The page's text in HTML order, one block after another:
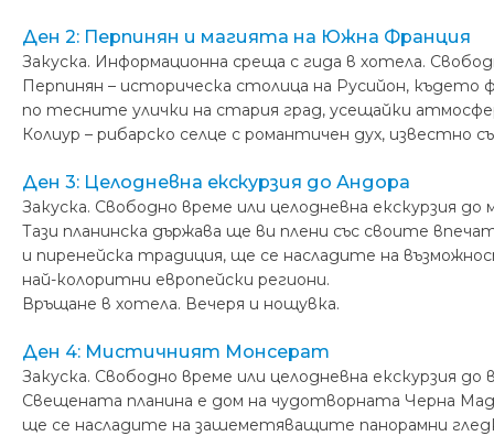
Ден 2: Перпинян и магията на Южна Франция
Закуска. Информационна среща с гида в хотела.
Перпинян – историческа столица на Русийон,
по тесните улички на стария град, усещайки
Колиур – рибарско селце с романтичен дух, известно
Ден 3: Целодневна екскурзия до Андора
Закуска. Свободно време или целодневна екскурзия
Тази планинска държава ще ви плени със своите
и пиренейска традиция, ще се насладите на
най-колоритни европейски региони.
Връщане в хотела. Вечеря и нощувка.
Ден 4: Мистичният Монсерат
Закуска. Свободно време или целодневна екскурзия
Свещената планина е дом на чудотворната Черна
ще се насладите на зашеметяващите панорамни